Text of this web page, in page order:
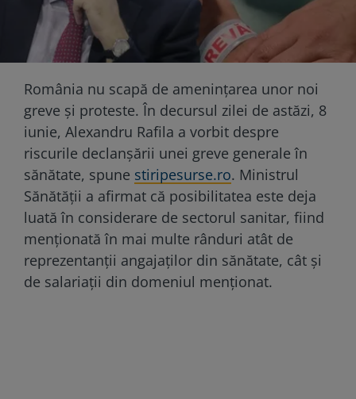
România nu scapă de amenințarea unor noi
greve și proteste. În decursul zilei de astăzi, 8
iunie, Alexandru Rafila a vorbit despre
riscurile declanșării unei greve generale în
sănătate, spune stiripesurse.ro. Ministrul
Sănătății a afirmat că posibilitatea este deja
luată în considerare de sectorul sanitar, fiind
menționată în mai multe rânduri atât de
reprezentanții angajaților din sănătate, cât și
de salariații din domeniul menționat.